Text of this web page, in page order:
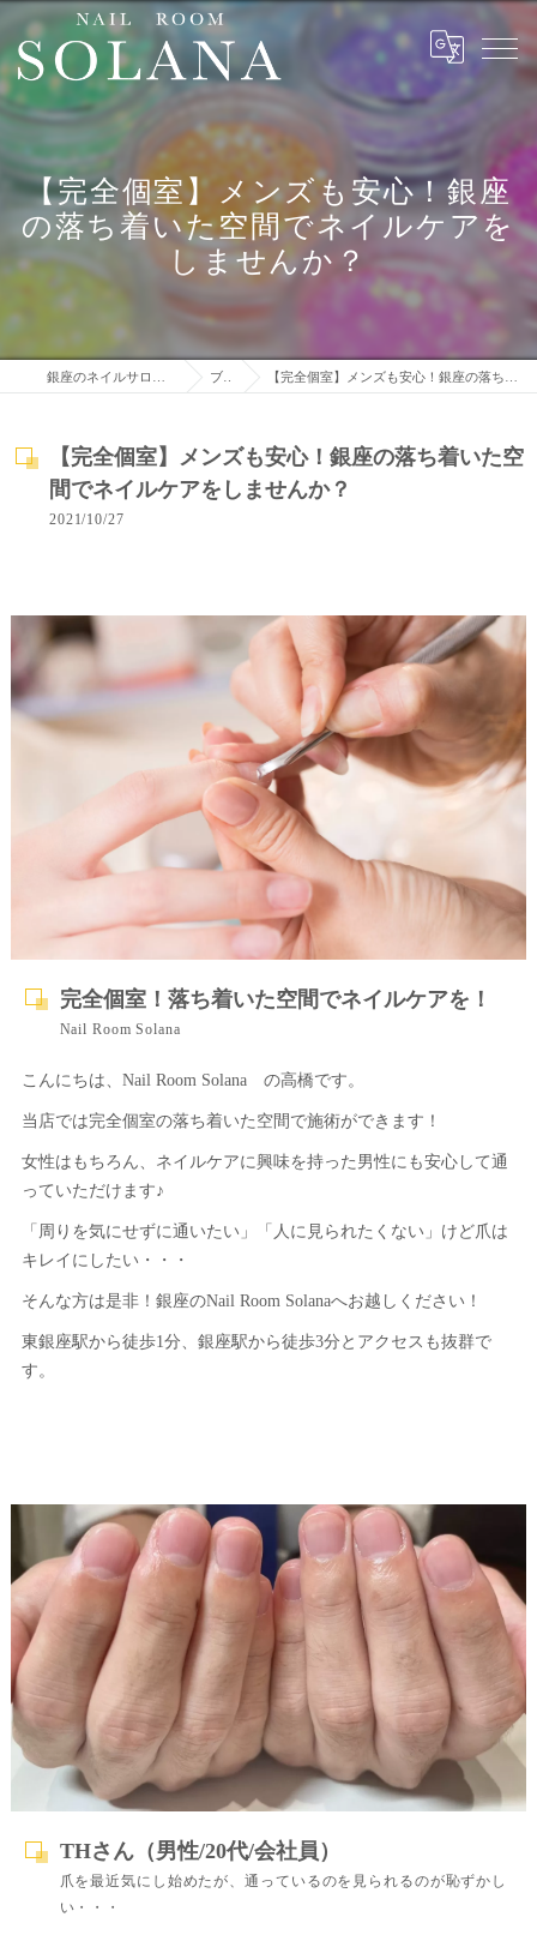
【完全個室】メンズも安心！銀座
の落ち着いた空間でネイルケアを
しませんか？
ブログ 【完全個室】メンズも安心！銀座の落ち着いた空間でネイルケアをしませんか？
【完全個室】メンズも安心！銀座の落ち着いた空
間でネイルケアをしませんか？
2021/10/27
完全個室！落ち着いた空間でネイルケアを！
Nail Room Solana
こんにちは、Nail Room Solana の高橋です。
当店では完全個室の落ち着いた空間で施術ができます！
女性はもちろん、ネイルケアに興味を持った男性にも安心して通
っていただけます♪
「周りを気にせずに通いたい」「人に見られたくない」けど爪は
キレイにしたい・・・
そんな方は是非！銀座のNail Room Solanaへお越しください！
東銀座駅から徒歩1分、銀座駅から徒歩3分とアクセスも抜群で
す。
THさん（男性/20代/会社員）
爪を最近気にし始めたが、通っているのを見られるのが恥ずかし
い・・・